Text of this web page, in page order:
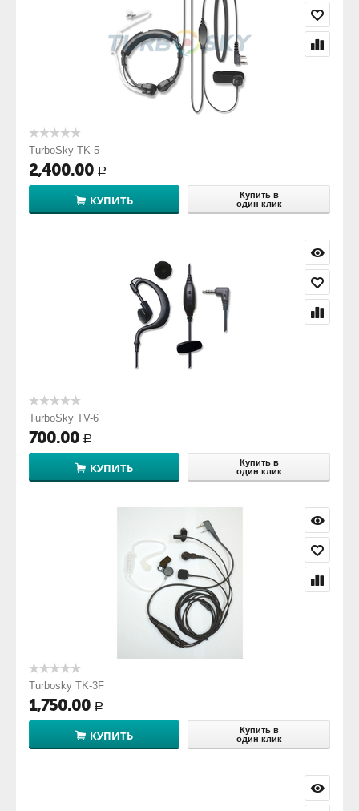
TurboSky TK-5
2,400.00 Р
КУПИТЬ
Купить в
один клик
TurboSky TV-6
700.00 Р
КУПИТЬ
Купить в
один клик
Turbosky TK-3F
1,750.00 Р
КУПИТЬ
Купить в
один клик